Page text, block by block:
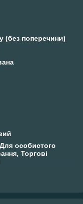
(без поперечини)
особистого
Торгові